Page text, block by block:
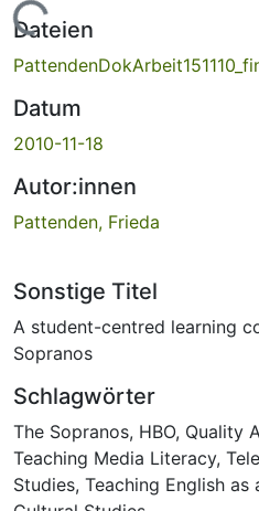
Lade...
Dateien
Datum
2010-11-18
Autor:innen
Pattenden, Frieda
Sonstige Titel
A student-centred learning
Sopranos
Schlagwörter
The Sopranos, HBO, Quality
Teaching Media Literacy,
Studies, Teaching English as